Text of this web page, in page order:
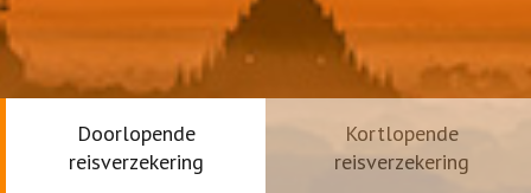
Doorlopende
reisverzekering
Kortlopende
reisverzekering